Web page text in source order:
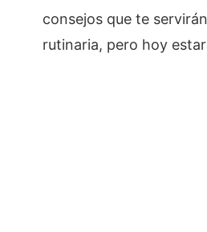
consejos que te
rutinaria, pero hoy